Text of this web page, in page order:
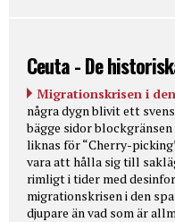
Ceuta - De
Migrationskrisen i
några dygn blivit ett
bägge sidor
liknas för “Cherry-
vara att hålla sig till
rimligt i tider med
migrationskrisen i den
djupare än vad som är